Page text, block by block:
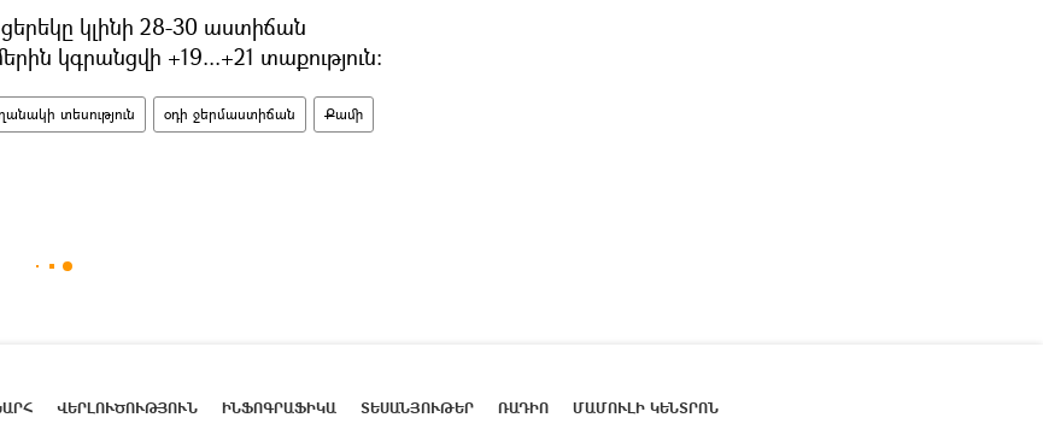
կլինի 28-30 աստիճան
կգրանցվի +19...+21 տաքություն։
տեսություն օդի ջերմաստիճան Քամի
ՎԵՐԼՈՒԾՈՒԹՅՈՒՆ ԻՆՖՈԳՐԱՖԻԿԱ ՏԵՍԱՆՅՈՒԹԵՐ ՌԱԴԻՈ ՄԱՄՈՒԼԻ ԿԵՆՏՐՈՆ